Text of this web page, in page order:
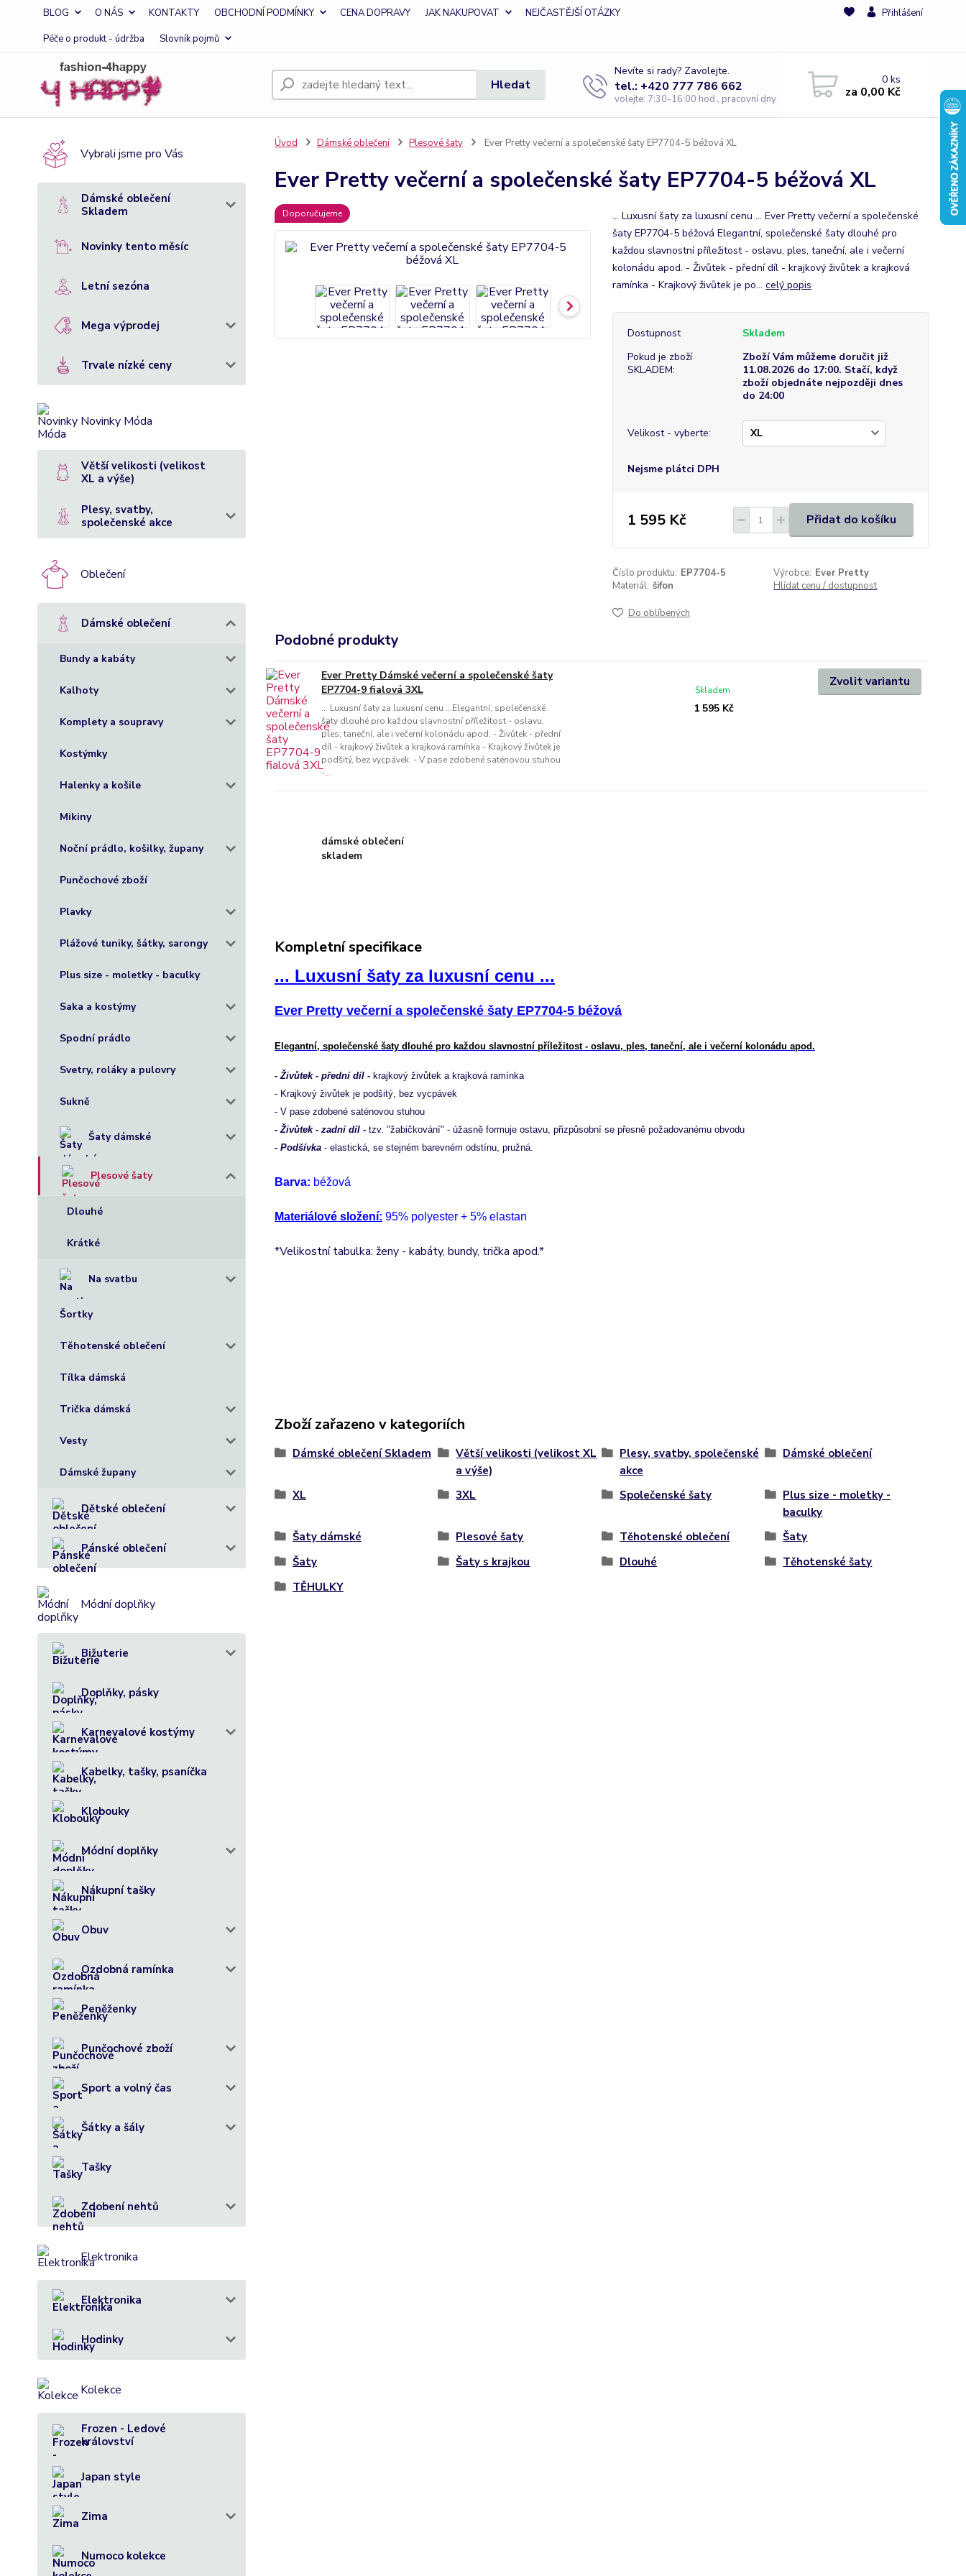
BLOG O NÁS KONTAKTY OBCHODNÍ PODMÍNKY CENA DOPRAVY JAK NAKUPOVAT
NEJČASTĚJŠÍ OTÁZKY
Péče o produkt - údržba
Slovník pojmů
Přihlášení
Hledat
Nevíte si rady? Zavolejte.
tel.: +420 777 786 662
volejte: 7:30-16:00 hod., pracovní dny
0ks
za 0,00 Kč
Vybrali jsme pro Vás
Dámské oblečení
Skladem
Novinky tento měsíc
Letní sezóna
Mega výprodej
Trvale nízké ceny
Novinky Móda
Větší velikosti (velikost
XL a výše)
Plesy, svatby,
společenské akce
Oblečení
Dámské oblečení
Bundy a kabáty
Kalhoty
Komplety a soupravy
Kostýmky
Halenky a košile
Mikiny
Noční prádlo, košilky, župany
Punčochové zboží
Plavky
Plážové tuniky, šátky, sarongy
Plus size - moletky - baculky
Saka a kostýmy
Spodní prádlo
Svetry, roláky a pulovry
Sukně
Šaty dámské
Plesové šaty
Dlouhé
Krátké
Na svatbu
Šortky
Těhotenské oblečení
Tílka dámská
Trička dámská
Vesty
Dámské župany
Dětské oblečení
Pánské oblečení
Módní doplňky
Bižuterie
Doplňky, pásky
Karnevalové kostýmy
Kabelky, tašky, psaníčka
Klobouky
Módní doplňky
Nákupní tašky
Obuv
Ozdobná ramínka
Peněženky
Punčochové zboží
Sport a volný čas
Šátky a šály
Tašky
Zdobení nehtů
Elektronika
Elektronika
Hodinky
Kolekce
Frozen - Ledové
království
Japan style
Zima
Numoco kolekce
Úvod Dámské oblečení Plesové šaty Ever Pretty večerní a společenské šaty EP7704-5 béžová XL
Ever Pretty večerní a společenské šaty EP7704-5 béžová XL
Doporučujeme
... Luxusní šaty za luxusní cenu ... Ever Pretty večerní a společenské
šaty EP7704-5 béžová Elegantní, společenské šaty dlouhé pro
každou slavnostní příležitost - oslavu, ples, taneční, ale i večerní
kolonádu apod. - Živůtek - přední díl - krajkový živůtek a krajková
ramínka - Krajkový živůtek je po... celý popis
Dostupnost
Skladem
Pokud je zboží
SKLADEM:
Zboží Vám můžeme doručit již
11.08.2026 do 17:00. Stačí, když
zboží objednáte nejpozději dnes
do 24:00
Velikost - vyberte:
Nejsme plátci DPH
1 595 Kč Přidat do košíku
Číslo produktu: EP7704-5 Výrobce: Ever Pretty
Materiál: šifon Hlídat cenu / dostupnost
Do oblíbených
Podobné produkty
Ever Pretty Dámské večerní a společenské šaty
EP7704-9 fialová 3XL
... Luxusní šaty za luxusní cenu ...Elegantní, společenské
šaty dlouhé pro každou slavnostní příležitost - oslavu,
ples, taneční, ale i večerní kolonádu apod. - Živůtek - přední
díl - krajkový živůtek a krajková ramínka - Krajkový živůtek je
podšitý, bez vycpávek - V pase zdobené saténovou stuhou
-...
1 595 Kč
Skladem
Zvolit variantu
dámské oblečení
skladem
Kompletní specifikace
... Luxusní šaty za luxusní cenu ...
Ever Pretty večerní a společenské šaty EP7704-5 béžová
Elegantní, společenské šaty dlouhé pro každou slavnostní příležitost - oslavu, ples, taneční, ale i večerní kolonádu apod.
- Živůtek - přední díl - krajkový živůtek a krajková ramínka
- Krajkový živůtek je podšitý, bez vycpávek
- V pase zdobené saténovou stuhou
- Živůtek - zadní díl - tzv. "žabičkování" - úžasně formuje ostavu, přizpůsobní se přesně požadovanému obvodu
- Podšívka- elastická, se stejném barevném odstínu, pružná.
Barva: béžová
Materiálové složení: 95% polyester + 5% elastan
*Velikostní tabulka: ženy - kabáty, bundy, trička apod.*
Zboží zařazeno v kategoriích
Dámské oblečení Skladem
Větší velikosti (velikost XL
a výše)
Plesy, svatby, společenské
akce
Dámské oblečení
XL 3XL Společenské šaty
Plus size - moletky -
baculky
Šaty dámské
Plesové šaty Těhotenské oblečení
Šaty
Šaty
Šaty s krajkou Dlouhé
Těhotenské šaty
TĚHULKY